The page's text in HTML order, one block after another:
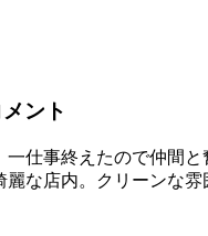
ント
仕事終えたので仲間
な店内。クリーンな